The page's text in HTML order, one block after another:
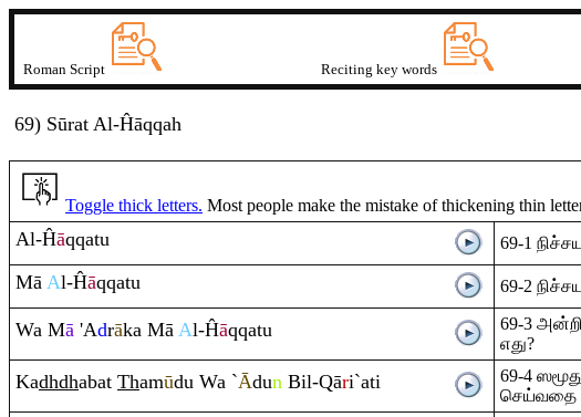
Roman Script Reciting key words
69) Sūrat Al-Ĥāqqah
Toggle thick letters. Most people make the mistake of thickening thin
Al-Ĥāqqatu 69-1
Mā Al-Ĥāqqatu 69-2
Wa Mā 'Adrāka Mā Al-Ĥāqqatu
69-3
எது?
Kadhdhabat Thamūdu Wa `Ādun Bil-Qāri`ati
69-4
செய்வதை